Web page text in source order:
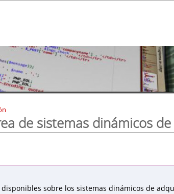
de sistemas dinámicos
sobre los sistemas dinámicos de